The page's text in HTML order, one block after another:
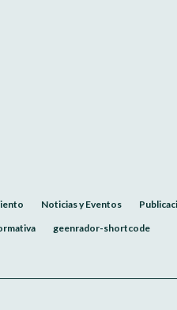
Noticias y Eventos
geenrador-shortcode